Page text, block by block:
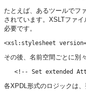
たとえば、あるツールでフ
されています。XSLTファ
必要です。
その後、名前空間ごとに別
各XPDL形式のロジックは